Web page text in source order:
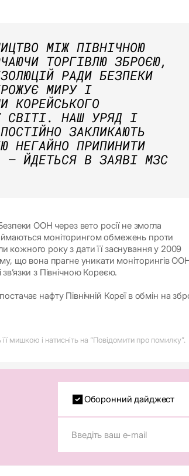
МІЖ ПІВНІЧНОЮ
ТОРГІВЛЮ ЗБРОЄЮ,
РАДИ БЕЗПЕКИ
МИРУ І
КОРЕЙСЬКОГО
СВІТІ. НАШ УРЯД І
ЗАКЛИКАЮТЬ
НЕГАЙНО ПРИПИНИТИ
— ЙДЕТЬСЯ В ЗАЯВІ МЗС
ООН через вето росії не змогла
моніторингом обмежень проти
кожного року з дати її заснування у 2009
що вона прагне уникати моніторингів
зв’язки з Північною Кореєю.
нафту Північній Кореї в обмін на
мишкою і натисніть на “Повідомити про помилку”.
Оборонний дайджест